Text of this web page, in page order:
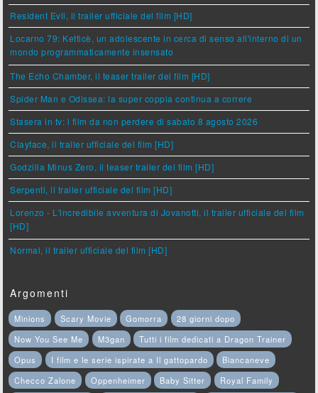
Resident Evil, il trailer ufficiale del film [HD]
Locarno 79: Ketticè, un adolescente in cerca di senso all'interno di un
mondo programmaticamente insensato
The Echo Chamber, il teaser trailer del film [HD]
Spider Man e Odissea: la super coppia continua a correre
Stasera in tv: i film da non perdere di sabato 8 agosto 2026
Clayface, il trailer ufficiale del film [HD]
Godzilla Minus Zero, il teaser trailer del film [HD]
Serpenti, il trailer ufficiale del film [HD]
Lorenzo - L'incredibile avventura di Jovanotti, il trailer ufficiale del film
[HD]
Normal, il trailer ufficiale del film [HD]
Argomenti
Minions Scary Movie Gomorra
28 giorni dopo
Now You See Me
M3gan
Tutti i film dedicati a Dragon Trainer
Opus
I film e le serie ispirate a Il gattopardo
Biancaneve
Checco Zalone
Oppenheimer Baby Sitter
Royal Family